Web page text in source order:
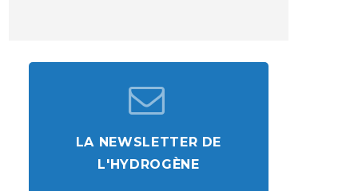
LA NEWSLETTER DE
L'HYDROGÈNE